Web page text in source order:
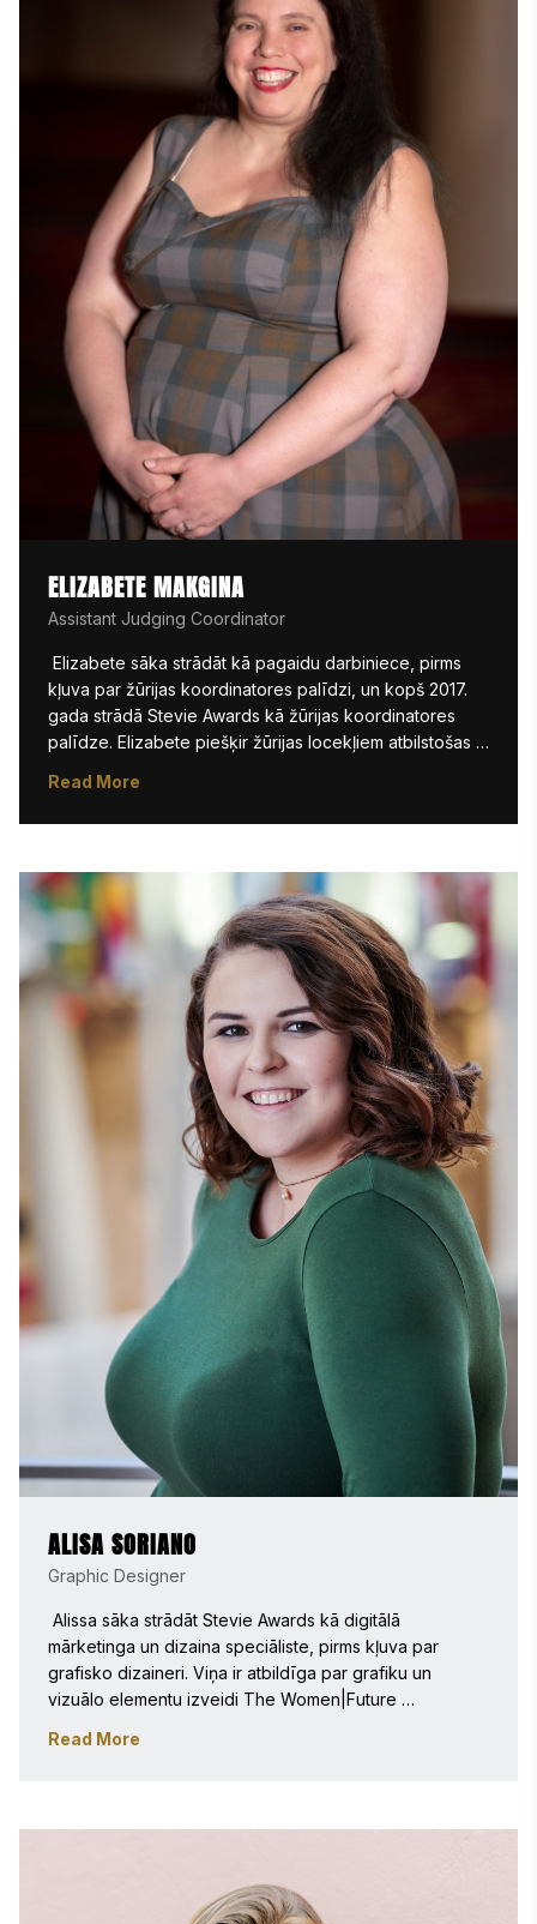
vadības sertifikātu Baruch College, Ņujorkā, un
studējusi vācu, franču un spāņu valodu Vīnes
ELIZABETE MAKGINA
Assistant Judging Coordinator
Elizabete sāka strādāt kā pagaidu darbiniece, pirms
kļuva par žūrijas koordinatores palīdzi, un kopš 2017.
gada strādā Stevie Awards kā žūrijas koordinatores
palīdze. Elizabete piešķir žūrijas locekļiem atbilstošas
Awards programmām nepieciešams arvien lielāks
žūrijas locekļu skaits, viņai ir arī svarīga loma katra
parasti ir sastopama Stevie Awards pasākumos Ņujorkā,
Read More
ALISA SORIANO
Graphic Designer
Alissa sāka strādāt Stevie Awards kā digitālā
mārketinga un dizaina speciāliste, pirms kļuva par
grafisko dizaineri. Viņa ir atbildīga par grafiku un
vizuālo elementu izveidi The Women|Future
digitālā mārketinga pasākumu vadību. No brošūrām un
Iepriekš Alissa strādāja par dizaina vadītāju un
Read More